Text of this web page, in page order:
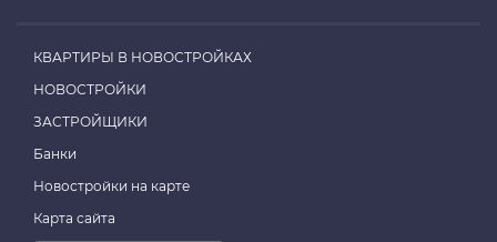
КВАРТИРЫ В НОВОСТРОЙКАХ
НОВОСТРОЙКИ
ЗАСТРОЙЩИКИ
Банки
Новостройки на карте
Карта сайта